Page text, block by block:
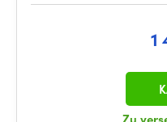
1